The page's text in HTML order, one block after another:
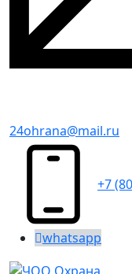
24ohrana@mail.ru
+7
whatsapp